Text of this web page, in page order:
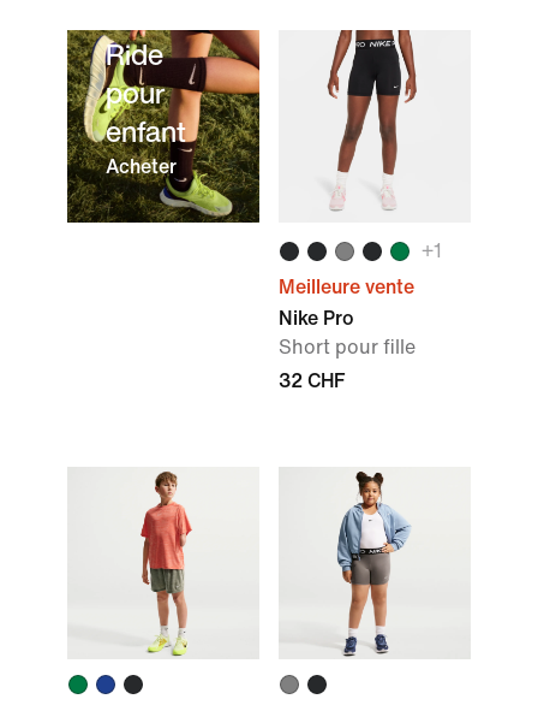
Ride
pour
enfant
Acheter
+1
Meilleure vente
Nike Pro
Short pour fille
32 CHF